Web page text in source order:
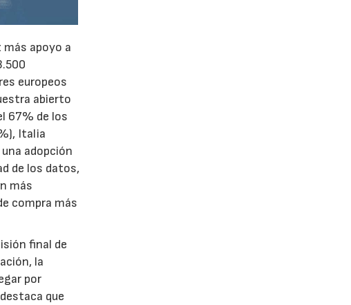
apoyo a
europeos
abierto
67% de los
Italia
adopción
de los datos,
más
compra más
final de
la
por
que